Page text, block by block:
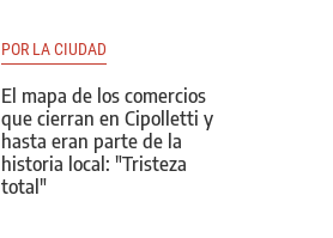
POR LA CIUDAD
El mapa de los comercios
que cierran en Cipolletti y
hasta eran parte de la
historia local: "Tristeza
total"